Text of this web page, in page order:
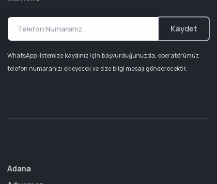
Kaydet
WhatsApp listemize kaydınız için başvurduğunuzda, operatörümüz
telefon numaranızı ekleyecek ve size bilgi mesajı gönderecektir.
Adana